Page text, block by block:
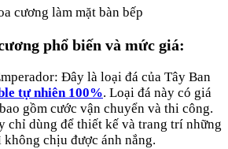
phổ biến và mức giá:
Đây là loại đá của Tây Ban
tự nhiên 100%. Loại đá này có giá
gồm cước vận chuyển và thi công.
chỉ dùng để thiết kế và trang trí những
chịu được ánh nắng.